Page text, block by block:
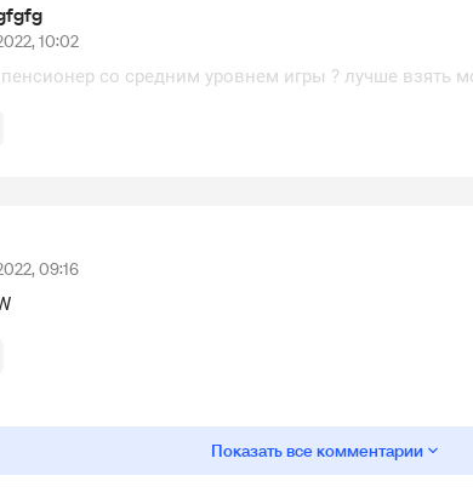
10:02
со средним уровнем игры ? лучше взять
09:16
Показать все комментарии